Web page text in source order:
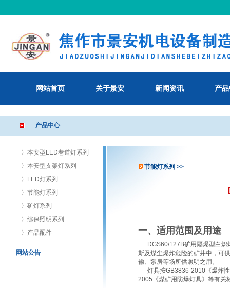
网站首页 关于景安 新闻资讯 产
产品中心
〉本安型LED巷道灯系列
〉本安型支架灯系列
〉LED灯系列
〉节能灯系列
〉矿灯系列
〉综保照明系列
〉产品配件
网站公告
节能灯系列 >>
一、适用范围及用途
DGS60/127B矿用隔爆型白
斯及煤尘爆炸危险的矿井中，可
输、泵房等场所供照明之用。
灯具按GB3836-2010《爆炸性
2005《煤矿用防爆灯具》等有关